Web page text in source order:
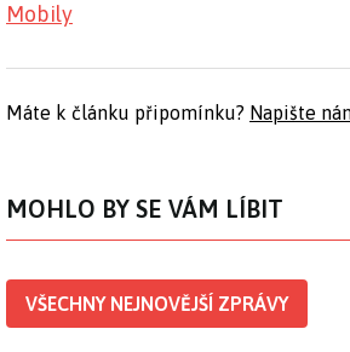
Mobily
Máte k článku připomínku? Napište
MOHLO BY SE VÁM LÍBIT
VŠECHNY NEJNOVĚJŠÍ ZPRÁVY